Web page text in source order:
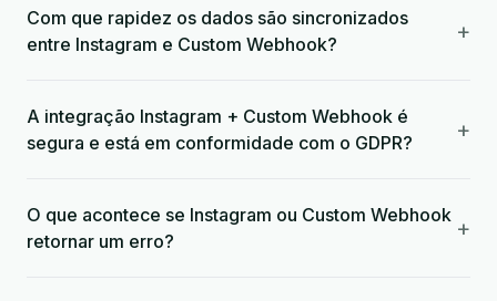
Com que rapidez os dados são sincronizados
entre Instagram e Custom Webhook?
+
A integração Instagram + Custom Webhook é
segura e está em conformidade com o GDPR?
+
O que acontece se Instagram ou Custom Webhook
retornar um erro?
+